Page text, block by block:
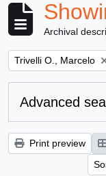
Archival
Remove filter:
Trivelli O., Marcelo
Advanced
Print preview